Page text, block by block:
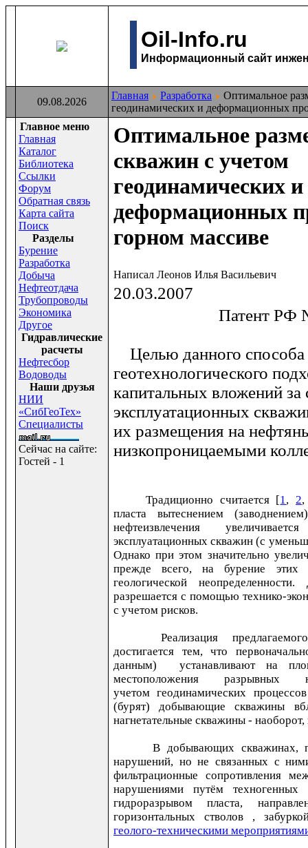
Oil-Info.ru
Информационный сайт
09.08.2026
Главная Разработка
Оптимальное
геодинамических и деформационных
Главное меню
Главная
Каталог
Библиотека
Ссылки
Форум
Обратная связь
Карта сайта
Поиск
Раздeлы
Бурение
Разработка
Добыча
Нефтеотдача
Трубопроводы
Экономика
Другое
Гидравлические
расчеты
Нефтесбор
Водоводы
Наши друзья
НИИ
«СибГеоТех»
Специалисты
Сейчас на сайте:
Гостей - 1
Оптимальное
скважин с учетом
геодинамических и
деформационных
горном массиве
Написал Леонов Илья Васильевич
20.03.2007
Патент
Целью данного способа
геотехнологического
капитальных вложений за
эксплуатационных
их размещения на
низкопроницаемыми
Традиционно считается [1, 2
пласта вытеснением
нефтеизвлечения
эксплуатационных скважин (с
Однако при этом значительно
прежде всего, на бурение этих
геологической
разрешается с помощью технико-
с учетом рисков.
Реализация
достигается тем, что
данным) устанавливают на
местоположения
учетомгеодинамических
(бурят) добывающие скважины
нагнетательные скважины - наоборот,
В добывающих скважинах,
нарушений, но не связанных с
фильтрационные сопротивления
нарушениями путём
гидроразрывом пласта,
горизонтальных стволов ,
геолого-техническими